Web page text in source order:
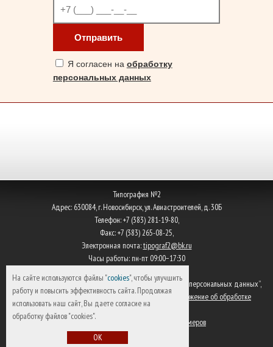
Отправить
Я согласен на обработку
персональных данных
Типография №2
Адрес: 630084,г. Новосибирск,ул. Авиастроителей, д. 30Б
Телефон:+7 (383) 281-19-80,
Факс:+7 (383) 265-08-25,
Электронная почта:tipograf2@bk.ru
Часы работы: пн-пт 09:00−17:30
Согласно Федеральному закону от 27.07.2006 N 152-ФЗ “О персональных данных”,
в ООО “Типография №2” разработано утверждено
положение об обработке
персональных данных
Оборудование для изготовления гос номеров
Продвижение сайта
На сайте используются файлы "cookies", чтобы улучшить
работу и повысить эффективность сайта. Продолжая
использовать наш сайт, Вы даете согласие на
обработку файлов "cookies".
OK